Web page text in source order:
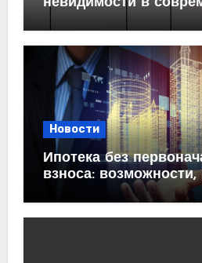
Новости
Ипотека без
взноса: возможности,
практические